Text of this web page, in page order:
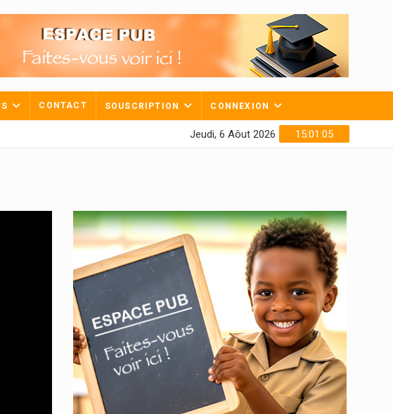
CONTACT SOUSCRIPTION CONNEXION
15:01:06
Jeudi, 6 Aôut 2026